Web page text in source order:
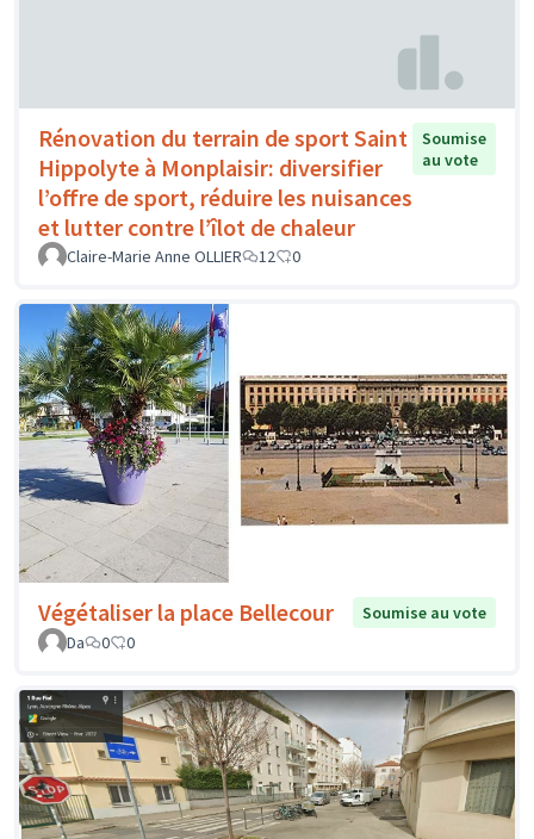
Rénovation du terrain de sport Saint
Hippolyte à Monplaisir: diversifier
l’offre de sport, réduire les nuisances
et lutter contre l’îlot de chaleur
Soumise
au vote
Claire-Marie Anne OLLIER 12 0
Végétaliser la place Bellecour
Soumise au vote
Da
0 0